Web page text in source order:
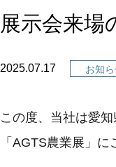
展示会来場
2025.07.17 お知
この度、当社は愛
「AGTS農業展」